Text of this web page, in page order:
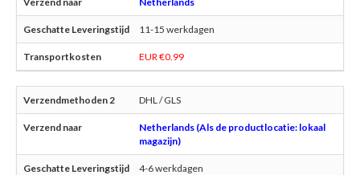
11-15 werkdagen
EUR €0.99
DHL / GLS
Netherlands (Als de productlocatie: lokaal
magazijn)
4-6 werkdagen